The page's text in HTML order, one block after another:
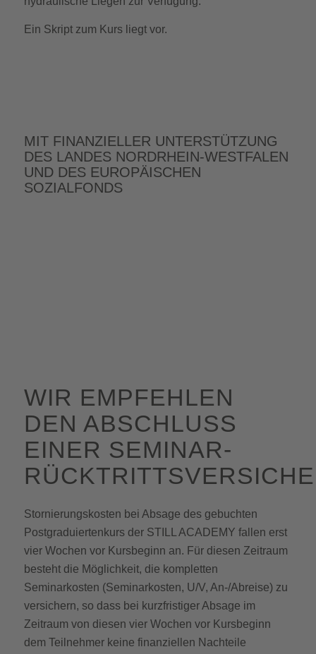
Ein Skript zum Kurs liegt vor.
MIT FINANZIELLER UNTERSTÜTZUNG
DES LANDES NORDRHEIN-WESTFALEN
UND DES EUROPÄISCHEN
SOZIALFONDS
WIR EMPFEHLEN
DEN ABSCHLUSS
EINER SEMINAR-
Stornierungskosten bei Absage des gebuchten
Postgraduiertenkurs der STILL ACADEMY fallen erst
vier Wochen vor Kursbeginn an. Für diesen Zeitraum
besteht die Möglichkeit, die kompletten
Seminarkosten (Seminarkosten, U/V, An-/Abreise) zu
versichern, so dass bei kurzfristiger Absage im
Zeitraum von diesen vier Wochen vor Kursbeginn
dem Teilnehmer keine finanziellen Nachteile